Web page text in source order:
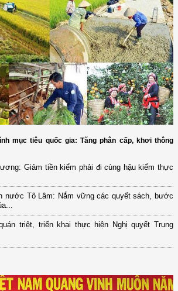
mục tiêu quốc gia: Tăng phân cấp, khơi thông
Giảm tiền kiểm phải đi cùng hậu kiểm thực
nước Tô Lâm: Nắm vững các quyết sách, bước
triệt, triển khai thực hiện Nghị quyết Trung